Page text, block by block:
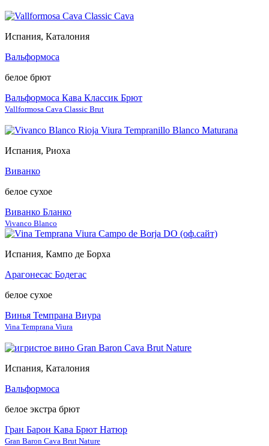
Испания, Каталония
Вальформоса
белое брют
Вальформоса Кава Классик Брют
Vallformosa Cava Classic Brut
Испания, Риоха
Виванко
белое сухое
Виванко Бланко
Vivanco Blanco
Испания, Кампо де Борха
Арагонесас Бодегас
белое сухое
Винья Темпрана Виура
Vina Temprana Viura
Испания, Каталония
Вальформоса
белое экстра брют
Гран Барон Кава Брют Натюр
Gran Baron Cava Brut Nature